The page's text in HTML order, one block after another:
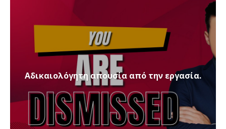
Αδικαιολόγητη απουσία από την εργασία.